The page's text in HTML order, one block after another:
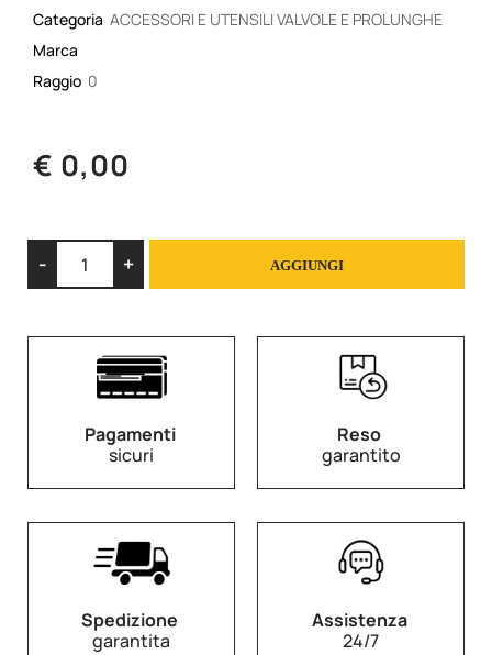
Categoria ACCESSORI E UTENSILI VALVOLE E PROLUNGHE
Marca
Raggio 0
€ 0,00
AGGIUNGI
Pagamenti
sicuri
Reso
garantito
Spedizione
garantita
Assistenza
24/7